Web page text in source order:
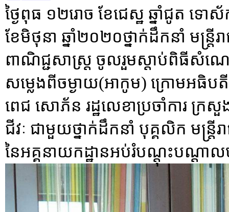
ថ្ងៃពុធ ១២រោច ខែជេស្ឋ ឆ្នាំជូត ទ
ខែមិថុនា ឆ្នាំ២០២០ថ្នាក់ដឹកនាំ មន្រ្តីរា
ពាណិជ្ជសាស្រ្ត ចូលរួមស្តាប់ពិធីសំណ
សម្លេងពីចម្ងាយ(អាកូម) ក្រោមអធិប
ពេជ សោភ័ន រដ្ឋលេខាប្រចាំការ ក្រសួ
ជីវៈ ជាមួយថ្នាក់ដឹកនាំ បុគ្គលិក មន្រ្តី
នៃអគ្គនាយកដ្ឋានអប់រំបណ្តុះបណ្តាល